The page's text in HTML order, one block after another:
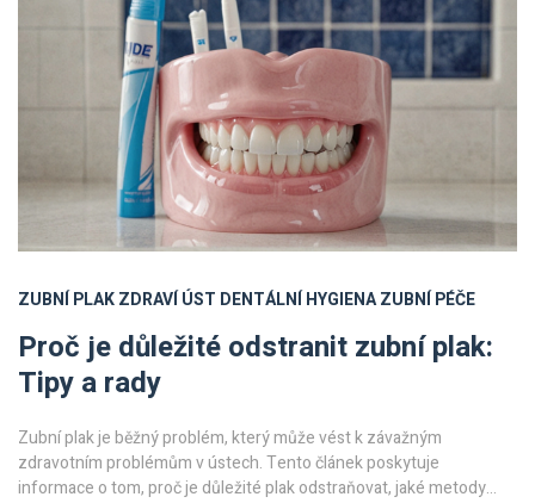
ZUBNÍ PLAKZDRAVÍ ÚST DENTÁLNÍ HYGIENAZUBNÍ PÉČE
Proč je důležité odstranit zubní plak:
Tipy a rady
Zubní plak je běžný problém, který může vést k závažným
zdravotním problémům v ústech. Tento článek poskytuje
informace o tom, proč je důležité plak odstraňovat, jaké metody